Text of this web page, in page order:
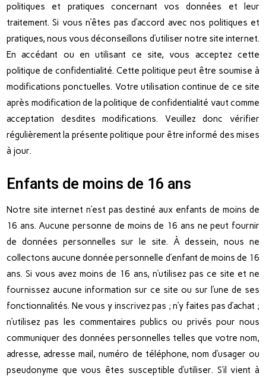
politiques et pratiques concernant vos données et leur
traitement. Si vous n’êtes pas d’accord avec nos politiques et
pratiques, nous vous déconseillons d’utiliser notre site internet.
En accédant ou en utilisant ce site, vous acceptez cette
politique de confidentialité. Cette politique peut être soumise à
modifications ponctuelles. Votre utilisation continue de ce site
après modification de la politique de confidentialité vaut comme
acceptation desdites modifications. Veuillez donc vérifier
régulièrement la présente politique pour être informé des mises
à jour.
Enfants de moins de 16 ans
Notre site internet n’est pas destiné aux enfants de moins de
16 ans. Aucune personne de moins de 16 ans ne peut fournir
de données personnelles sur le site. À dessein, nous ne
collectons aucune donnée personnelle d’enfant de moins de 16
ans. Si vous avez moins de 16 ans, n’utilisez pas ce site et ne
fournissez aucune information sur ce site ou sur l’une de ses
fonctionnalités. Ne vous y inscrivez pas ; n’y faites pas d’achat ;
n’utilisez pas les commentaires publics ou privés pour nous
communiquer des données personnelles telles que votre nom,
adresse, adresse mail, numéro de téléphone, nom d’usager ou
pseudonyme que vous êtes susceptible d’utiliser. S’il vient à